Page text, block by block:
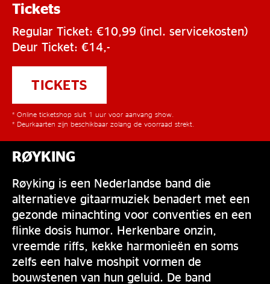
Tickets
Regular Ticket: €10,99 (incl. servicekosten)
Deur Ticket: €14,-
TICKETS
* Online ticketshop sluit 1 uur voor aanvang show.
* Deurkaarten zijn beschikbaar zolang de voorraad strekt.
RØYKING
Røyking is een Nederlandse band die
alternatieve gitaarmuziek benadert met een
gezonde minachting voor conventies en een
flinke dosis humor. Herkenbare onzin,
vreemde riffs, kekke harmonieën en soms
zelfs een halve moshpit vormen de
bouwstenen van hun geluid. De band